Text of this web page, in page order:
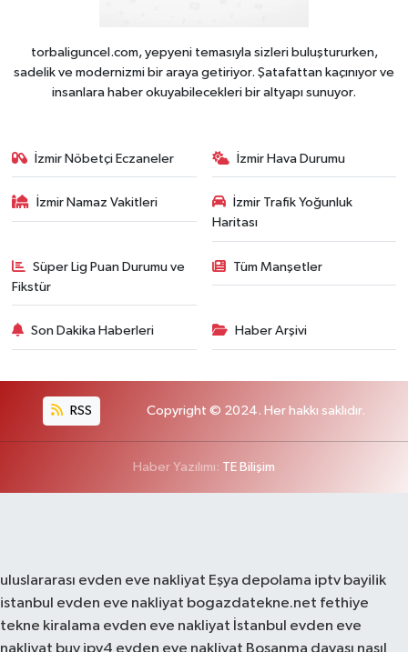
torbaliguncel.com, yepyeni temasıyla sizleri buluştururken,
sadelik ve modernizmi bir araya getiriyor. Şatafattan kaçınıyor ve
insanlara haber okuyabilecekleri bir altyapı sunuyor.
İzmir Nöbetçi Eczaneler İzmir Hava Durumu
İzmir Namaz Vakitleri
İzmir Trafik Yoğunluk
Haritası
Süper Lig Puan Durumu ve
Fikstür
Tüm Manşetler
Son Dakika Haberleri Haber Arşivi
RSS Copyright © 2024. Her hakkı saklıdır.
Haber Yazılımı: TE Bilişim
uluslararası evden eve nakliyat Eşya depolama iptv bayilik
istanbul evden eve nakliyat bogazdatekne.net fethiye
tekne kiralama evden eve nakliyat İstanbul evden eve
nakliyat buy ipv4 evden eve nakliyat Boşanma davası nasıl